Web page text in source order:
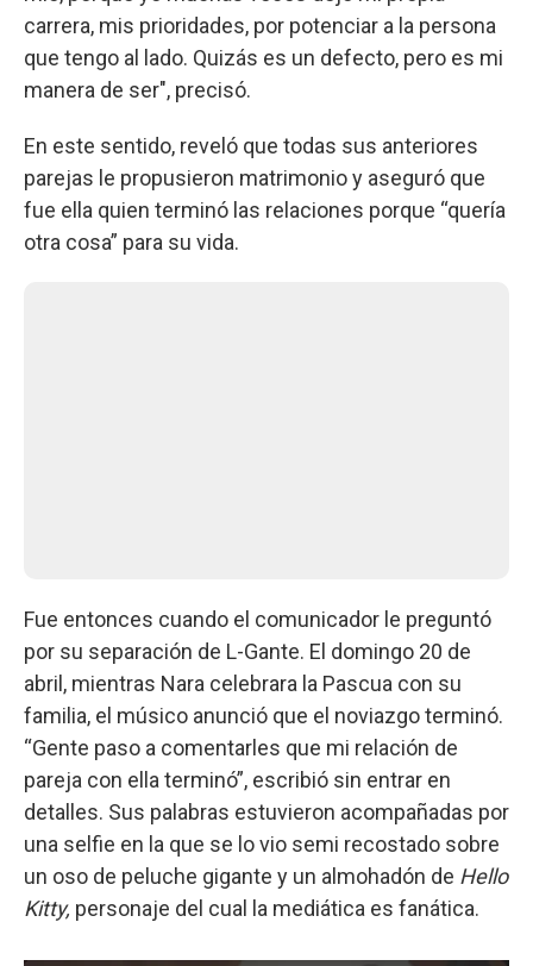
carrera, mis prioridades, por potenciar a la persona
que tengo al lado. Quizás es un defecto, pero es mi
manera de ser", precisó.
En este sentido, reveló que todas sus anteriores
parejas le propusieron matrimonio y aseguró que
fue ella quien terminó las relaciones porque “quería
otra cosa” para su vida.
Fue entonces cuando el comunicador le preguntó
por su separación de L-Gante. El domingo 20 de
abril, mientras Nara celebrara la Pascua con su
familia, el músico anunció que el noviazgo terminó.
“Gente paso a comentarles que mi relación de
pareja con ella terminó”, escribió sin entrar en
detalles. Sus palabras estuvieron acompañadas por
una selfie en la que se lo vio semi recostado sobre
un oso de peluche gigante y un almohadón de Hello
Kitty, personaje del cual la mediática es fanática.